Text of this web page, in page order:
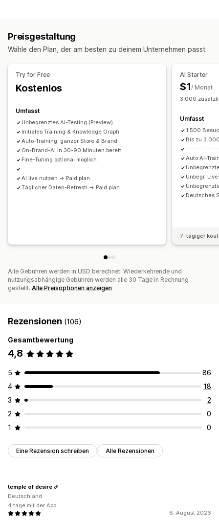
Mehrere Sprachen
Verhaltensverfolgung Agentstatistiken Kundeneinblicke
Produktempfehlungen
Bestellupdates
Anpassung
Farbe und Schriftart
Emojis und Sticker
Chatfenster
Geschäftszeiten
Begrüßungsnachrichten
Chatschaltflächen
Tagging
Chatflows
Agentavatar
Preisgestaltung
Wähle den Plan, der am besten zu deinem Unternehmen passt.
Try for Free
Kostenlos
Umfasst
Unbegrenztes AI-Testing (Preview)
Initiales Training & Knowledge Graph
Auto-Training: ganzer Store & Brand
On-Brand-AI in 30-90 Minuten bereit
Fine-Tuning optional möglich
------------------------------
AI live nutzen → Paid plan
Täglicher Daten-Refresh → Paid plan
AI Starter
$1/ Monat
3.000
Umfasst
1.500
Bis zu
Auto AI-
Unbegr.
Deutsches
7-tägiger
Alle Gebühren werden in USD berechnet. Wiederkehrende und
nutzungsabhängige Gebühren werden alle 30 Tage in Rechnung
gestellt. Alle Preisoptionen anzeigen
Rezensionen (106)
Gesamtbewertung
4,8
5
86
4
18
3
2
2
0
1
0
Eine Rezension schreiben Alle Rezensionen
6. August 2026
temple of desire
Deutschland
4 tage mit der App